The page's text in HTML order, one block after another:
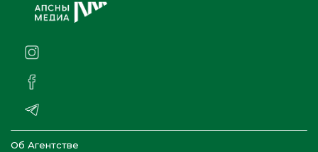
Об Агентстве